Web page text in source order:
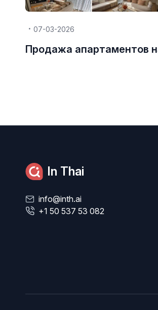
07-03-2026
Продажа апартаментов
In Thai
info@inth.ai
+1 50 537 53 082